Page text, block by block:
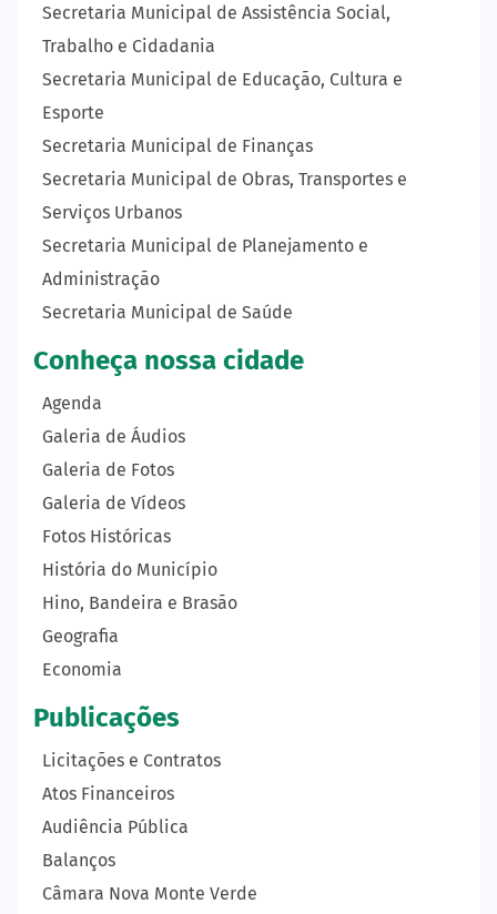
Secretaria Municipal de Assistência Social,
Trabalho e Cidadania
Secretaria Municipal de Educação, Cultura e
Esporte
Secretaria Municipal de Finanças
Secretaria Municipal de Obras, Transportes e
Serviços Urbanos
Secretaria Municipal de Planejamento e
Administração
Secretaria Municipal de Saúde
Conheça nossa cidade
Agenda
Galeria de Áudios
Galeria de Fotos
Galeria de Vídeos
Fotos Históricas
História do Município
Hino, Bandeira e Brasão
Geografia
Economia
Publicações
Licitações e Contratos
Atos Financeiros
Audiência Pública
Balanços
Câmara Nova Monte Verde